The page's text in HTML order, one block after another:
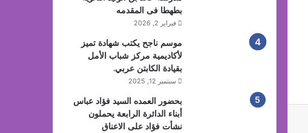
بطهطا فى المقدمه
فبراير 2, 2026
موسم ناجح يكتب شهادة تميز
لأكاديمية مركز شباب الأمل
بقيادة الكابتن عربي.
سبتمبر 12, 2025
بحضور العمده السيد فؤاد عباس
أبناء الدائرة الرابعة يحملون
نشأت فؤاد على الاعناق